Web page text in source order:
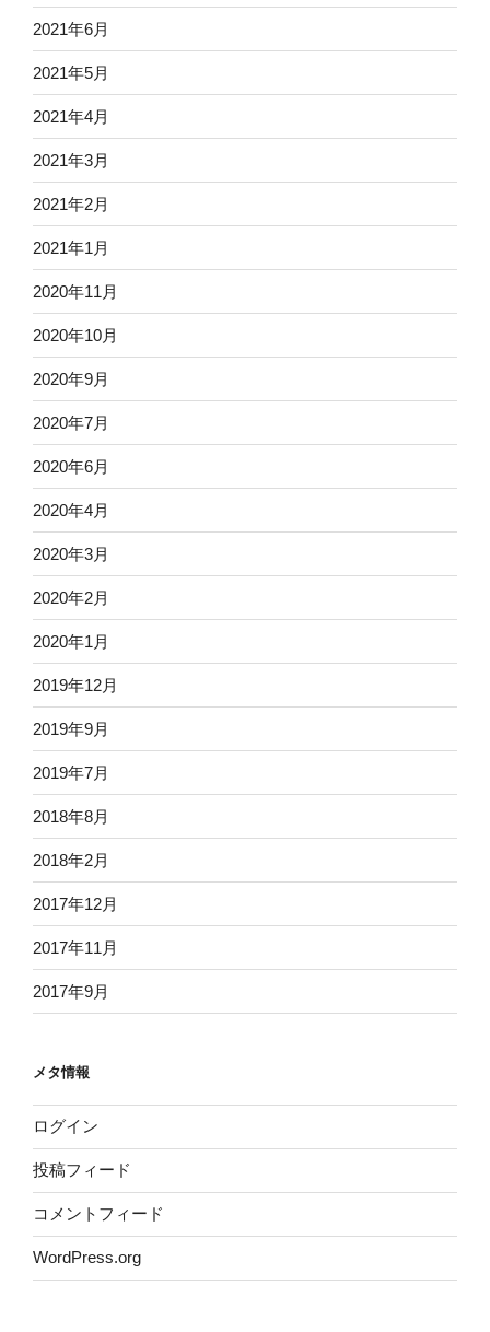
2021年6月
2021年5月
2021年4月
2021年3月
2021年2月
2021年1月
2020年11月
2020年10月
2020年9月
2020年7月
2020年6月
2020年4月
2020年3月
2020年2月
2020年1月
2019年12月
2019年9月
2019年7月
2018年8月
2018年2月
2017年12月
2017年11月
2017年9月
メタ情報
ログイン
投稿フィード
コメントフィード
WordPress.org